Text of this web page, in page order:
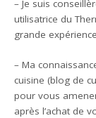
– Je suis
utilisatrice du
grande
– Ma
cuisine (blog de
pour vous
après l’achat de